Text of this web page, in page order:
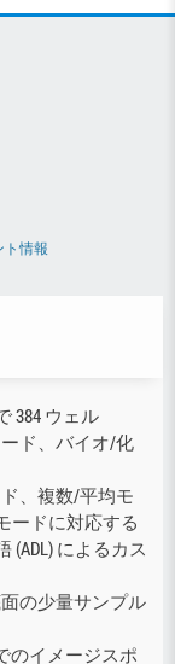
ト情報
384 ウェル
ド、バイオ/化
、複数/平均モ
ードに対応する
によるカス
の少量サンプル
のイメージスポ